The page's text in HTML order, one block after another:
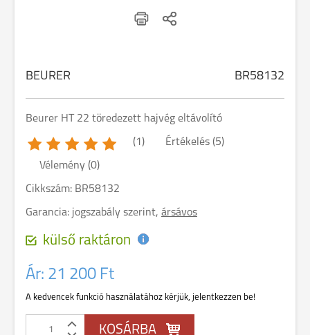
BEURER BR58132
Beurer HT 22 töredezett hajvég eltávolító
(1) Értékelés (5)
Vélemény (0)
Cikkszám: BR58132
Garancia: jogszabály szerint, ársávos
külső raktáron
Ár: 21 200 Ft
A kedvencek funkció használatához kérjük, jelentkezzen be!